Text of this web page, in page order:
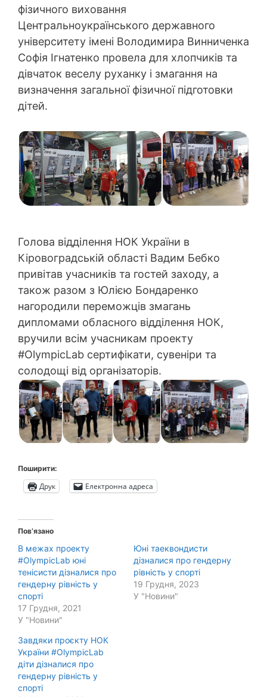
фізичного виховання
Центральноукраїнського державного
університету імені Володимира Винниченка
Софія Ігнатенко провела для хлопчиків та
дівчаток веселу руханку і змагання на
визначення загальної фізичної підготовки
дітей.
Голова відділення НОК України в
Кіровоградській області Вадим Бебко
привітав учасників та гостей заходу, а
також разом з Юлією Бондаренко
нагородили переможців змагань
дипломами обласного відділення НОК,
вручили всім учасникам проекту
#OlympicLab сертифікати, сувеніри та
солодощі від організаторів.
Поширити:
Друк Електронна адреса
Пов’язано
В межах проекту
#OlympicLab юні
тенісисти дізналися про
гендерну рівність у
спорті
17 Грудня, 2021
У "Новини"
Юні таеквондисти
дізналися про гендерну
рівність у спорті
19 Грудня, 2023
У "Новини"
Завдяки проєкту НОК
України #OlympicLab
діти дізналися про
гендерну рівність у
спорті